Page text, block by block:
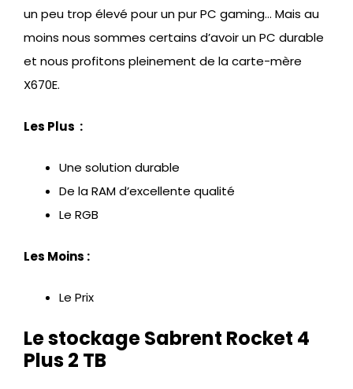
un peu trop élevé pour un pur PC gaming… Mais au
moins nous sommes certains d’avoir un PC durable
et nous profitons pleinement de la carte-mère
X670E.
Les Plus :
Une solution durable
De la RAM d’excellente qualité
Le RGB
Les Moins :
Le Prix
Le stockage Sabrent Rocket 4
Plus 2 TB